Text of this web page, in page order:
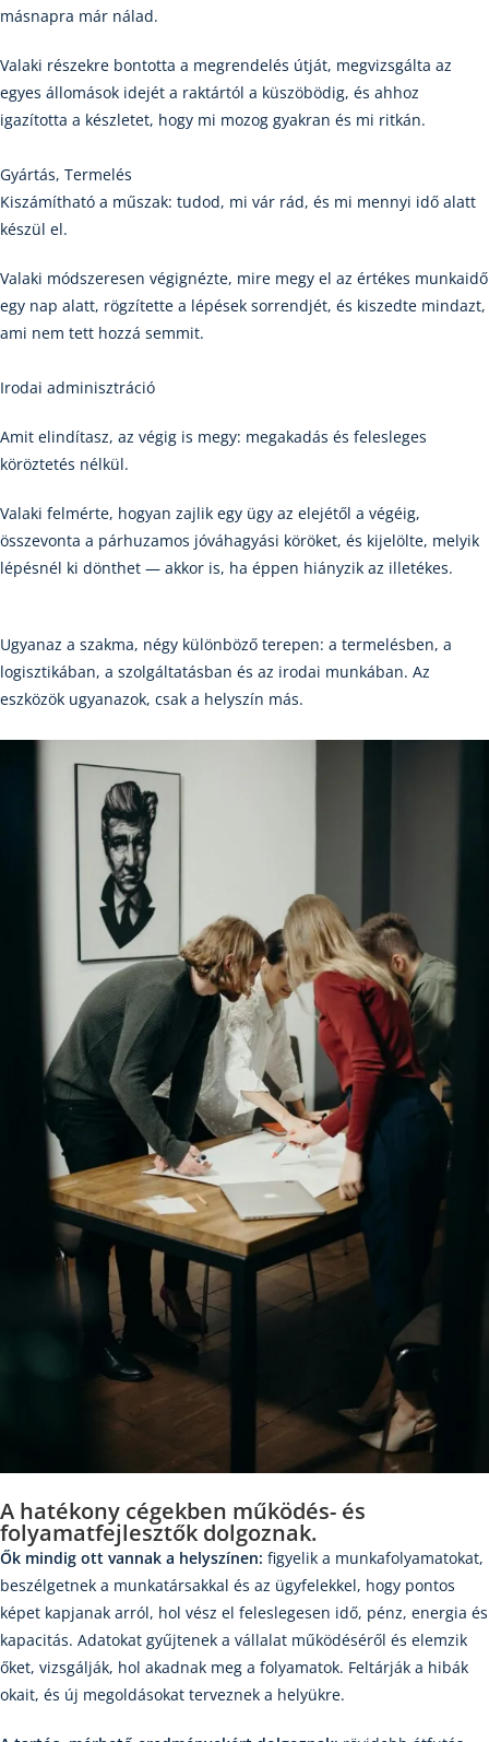
másnapra már nálad.
Valaki részekre bontotta a megrendelés útját, megvizsgálta az
egyes állomások idejét a raktártól a küszöbödig, és ahhoz
igazította a készletet, hogy mi mozog gyakran és mi ritkán.
Gyártás, Termelés
Kiszámítható a műszak: tudod, mi vár rád, és mi mennyi idő alatt
készül el.
Valaki módszeresen végignézte, mire megy el az értékes munkaidő
egy nap alatt, rögzítette a lépések sorrendjét, és kiszedte mindazt,
ami nem tett hozzá semmit.
Irodai adminisztráció
Amit elindítasz, az végig is megy: megakadás és felesleges
köröztetés nélkül.
Valaki felmérte, hogyan zajlik egy ügy az elejétől a végéig,
összevonta a párhuzamos jóváhagyási köröket, és kijelölte, melyik
lépésnél ki dönthet — akkor is, ha éppen hiányzik az illetékes.
Ugyanaz a szakma, négy különböző terepen: a termelésben, a
logisztikában, a szolgáltatásban és az irodai munkában. Az
eszközök ugyanazok, csak a helyszín más.
A hatékony cégekben működés- és
folyamatfejlesztők dolgoznak.
Ők mindig ott vannak a helyszínen: figyelik a munkafolyamatokat,
beszélgetnek a munkatársakkal és az ügyfelekkel, hogy pontos
képet kapjanak arról, hol vész el feleslegesen idő, pénz, energia és
kapacitás. Adatokat gyűjtenek a vállalat működéséről és elemzik
őket, vizsgálják, hol akadnak meg a folyamatok. Feltárják a hibák
okait, és új megoldásokat terveznek a helyükre.